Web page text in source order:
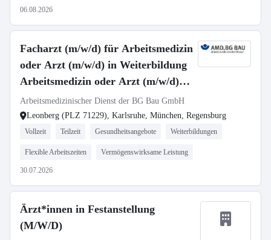
06.08.2026
Facharzt (m/w/d) für Arbeitsmedizin
oder Arzt (m/w/d) in Weiterbildung
Arbeitsmedizin oder Arzt (m/w/d)
mit der Zusatz-Weiterbildung
Betriebsmedizin
Arbeitsmedizinischer Dienst der BG Bau GmbH
Leonberg (PLZ 71229), Karlsruhe, München, Regensburg
Vollzeit Teilzeit Gesundheitsangebote Weiterbildungen
Flexible Arbeitszeiten Vermögenswirksame Leistung
30.07.2026
Ärzt*innen in Festanstellung
(M/W/D)